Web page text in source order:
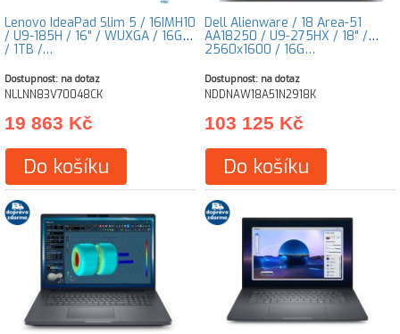
Lenovo IdeaPad Slim 5 / 16IMH10
/ U9-185H / 16" / WUXGA / 16GB
/ 1TB /…
Dostupnost: na dotaz
NLLNN83V70048CK
19 863 Kč
Do košíku
Dell Alienware / 18 Area-51
AA18250 / U9-275HX / 18" /
2560x1600 / 16G…
Dostupnost: na dotaz
NDDNAW18A51N2918K
103 125 Kč
Do košíku